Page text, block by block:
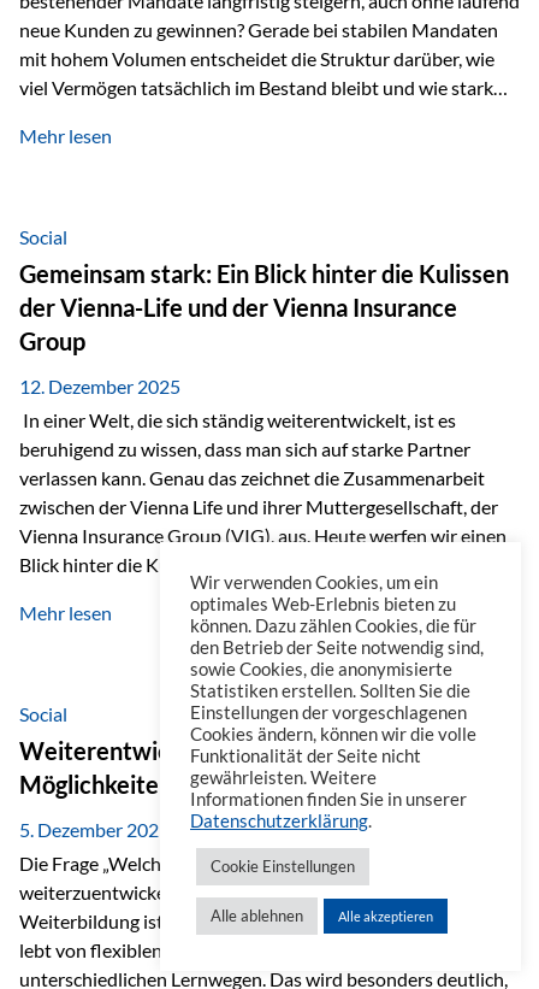
neue Kunden zu gewinnen? Gerade bei stabilen Mandaten
mit hohem Volumen entscheidet die Struktur darüber, wie
viel Vermögen tatsächlich im Bestand bleibt und wie stark
Beispiel verdeutlicht diese Wirkung besonders deutlich.
hinzukommen, spielt nicht nur die Rendite eine Rolle. Auch
steuerliche Effekte haben einen erheblichen Einfluss auf…
Mehr lesen
Social
Gemeinsam stark: Ein Blick hinter die Kulissen
der Vienna-Life und der Vienna Insurance
Group
12. Dezember 2025
In einer Welt, die sich ständig weiterentwickelt, ist es
beruhigend zu wissen, dass man sich auf starke Partner
verlassen kann. Genau das zeichnet die Zusammenarbeit
zwischen der Vienna Life und ihrer Muttergesellschaft, der
Vienna Insurance Group (VIG), aus. Heute werfen wir einen
Blick hinter die Kulissen auf eine Unternehmensgruppe mit
beeindruckender Geschichte, gewachsenem Know-how und
einem stabilen Fundament. Ein starkes Netzwerk in ganz
Europa Die Vienna Insurance Group ist die führende
Versicherungsgruppe in Zentral- und Osteuropa. Mit über
50 Versicherungsgesellschaften in insgesamt 30 Ländern
verbindet sie regionale Stärke mit internationaler
Kompetenz.
Mehr lesen
Social
Weiterentwicklung im Berufsalltag: Welche
Möglichkeiten es gibt
5. Dezember 2025
Die Frage „Welche Möglichkeiten gibt es, sich
weiterzuentwickeln?“ lässt sich heute vielseitig beantworten.
Weiterbildung ist längst kein starrer Prozess mehr, sondern
lebt von flexiblen Formaten, individuellen Bedürfnissen und
unterschiedlichen Lernwegen. Das wird besonders deutlich,
Wir verwenden Cookies, um ein
optimales Web-Erlebnis bieten zu
können. Dazu zählen Cookies, die für
den Betrieb der Seite notwendig sind,
sowie Cookies, die anonymisierte
Statistiken erstellen. Sollten Sie die
Einstellungen der vorgeschlagenen
Cookies ändern, können wir die volle
Funktionalität der Seite nicht
gewährleisten. Weitere
Informationen finden Sie in unserer
Datenschutzerklärung.
Cookie Einstellungen
Alle ablehnen Alle akzeptieren